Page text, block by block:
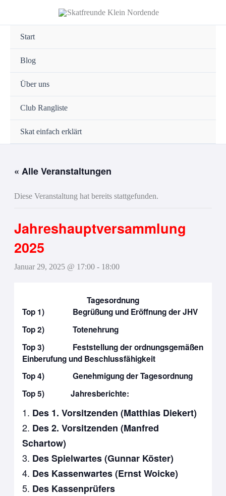
Start
Blog
Über uns
Club Rangliste
Skat einfach erklärt
« Alle Veranstaltungen
Diese Veranstaltung hat bereits stattgefunden.
Jahreshauptversammlung
2025
Januar 29, 2025 @ 17:00 - 18:00
Tagesordnung
Top 1) Begrüßung und Eröffnung der JHV
Top 2) Totenehrung
Top 3) Feststellung der ordnungsgemäßen
Einberufung und Beschlussfähigkeit
Top 4) Genehmigung der Tagesordnung
Top 5) Jahresberichte:
Des 1. Vorsitzenden (Matthias Diekert)
Des 2. Vorsitzenden (Manfred
Schartow)
Des Spielwartes (Gunnar Köster)
Des Kassenwartes (Ernst Woicke)
Des Kassenprüfers